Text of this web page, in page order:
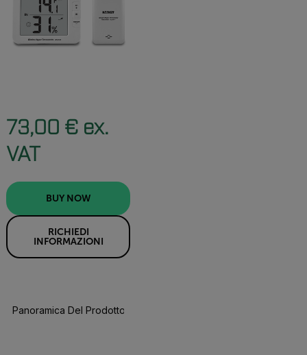
73,00 € ex.
VAT
BUY NOW
RICHIEDI
INFORMAZIONI
Panoramica Del Prodotto